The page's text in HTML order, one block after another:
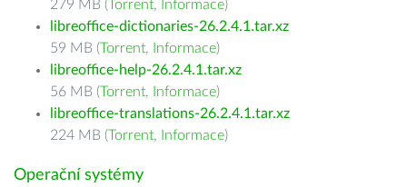
279 MB (Torrent, Informace)
libreoffice-dictionaries-26.2.4.1.tar.xz
59 MB (Torrent, Informace)
libreoffice-help-26.2.4.1.tar.xz
56 MB (Torrent, Informace)
libreoffice-translations-26.2.4.1.tar.xz
224 MB (Torrent, Informace)
Operační systémy